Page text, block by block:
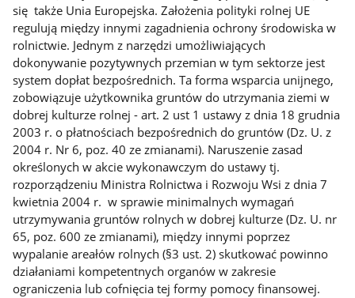
się także Unia Europejska. Założenia polityki rolnej UE
regulują między innymi zagadnienia ochrony środowiska w
rolnictwie. Jednym z narzędzi umożliwiających
dokonywanie pozytywnych przemian w tym sektorze jest
system dopłat bezpośrednich. Ta forma wsparcia unijnego,
zobowiązuje użytkownika gruntów do utrzymania ziemi w
dobrej kulturze rolnej - art. 2 ust 1 ustawy z dnia 18 grudnia
2003 r. o płatnościach bezpośrednich do gruntów (Dz. U. z
2004 r. Nr 6, poz. 40 ze zmianami). Naruszenie zasad
określonych w akcie wykonawczym do ustawy tj.
rozporządzeniu Ministra Rolnictwa i Rozwoju Wsi z dnia 7
kwietnia 2004 r. w sprawie minimalnych wymagań
utrzymywania gruntów rolnych w dobrej kulturze (Dz. U. nr
65, poz. 600 ze zmianami), między innymi poprzez
wypalanie areałów rolnych (§3 ust. 2) skutkować powinno
działaniami kompetentnych organów w zakresie
ograniczenia lub cofnięcia tej formy pomocy finansowej.